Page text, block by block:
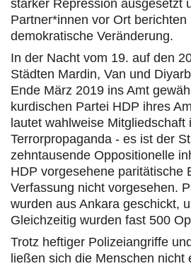
starker Repression ausgesetzt
Partner*innen vor Ort
demokratische Veränderung.
In der Nacht vom 19. auf den
Städten Mardin, Van und
Ende März 2019 ins Amt
kurdischen Partei HDP ihres
lautet wahlweise
Terrorpropaganda - es ist der
zehntausende Oppositionelle
HDP vorgesehene paritätische
Verfassung nicht vorgesehen.
wurden aus Ankara geschickt,
Gleichzeitig wurden fast 500
Trotz heftiger Polizeiangriffe
ließen sich die Menschen